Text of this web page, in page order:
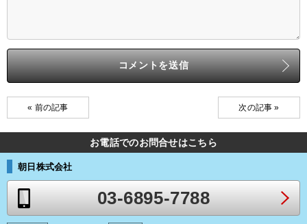
« 前の記事 次の記事 »
お電話でのお問合せはこちら
朝日株式会社
03-6895-7788